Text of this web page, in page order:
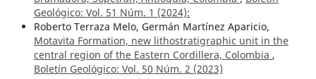
Geológico: Vol. 51 Núm. 1 (2024):
Roberto Terraza Melo, Germán Martínez Aparicio,
Motavita Formation, new lithostratigraphic unit in the
central region of the Eastern Cordillera, Colombia ,
Boletín Geológico: Vol. 50 Núm. 2 (2023)